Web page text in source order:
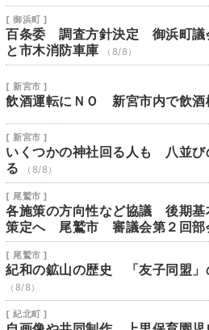
[ 御浜町 ]
百条委 調査方針決定 御浜町
と市木消防車庫
（8/8）
[ 新宮市 ]
飲酒運転にＮＯ 新宮市内で飲酒
[ 新宮市 ]
いくつかの神社回る人も 八並び
る
（8/8）
[ 尾鷲市 ]
各施策の方向性など協議 後期基
策定へ 尾鷲市 審議会第２回部
[ 尾鷲市 ]
紀和の鉱山の歴史 「友子同盟」
（8/8）
[ 紀北町 ]